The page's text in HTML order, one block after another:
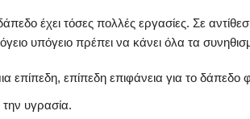
έχει τόσες πολλές εργασίες. Σε
υπόγειο πρέπει να κάνει όλα τα
επίπεδη, επίπεδη επιφάνεια για το δάπεδο
την υγρασία.